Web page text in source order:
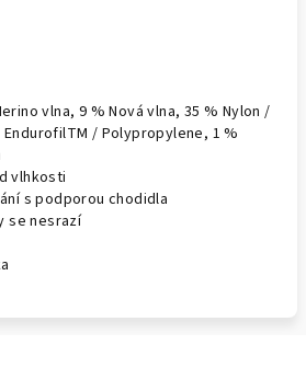
vlna, 9 % Nová vlna, 35 % Nylon /
/ Polypropylene, 1 %
vlhkosti
s podporou chodidla
se nesrazí